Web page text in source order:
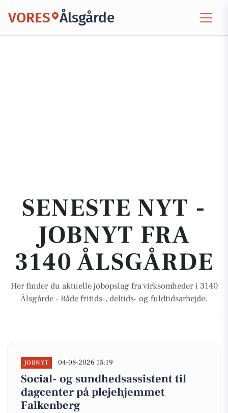
VORES Ålsgårde
SENESTE NYT -
JOBNYT FRA
3140 ÅLSGÅRDE
Her finder du aktuelle jobopslag fra virksomheder i 3140
Ålsgårde - Både fritids-, deltids- og fuldtidsarbejde.
JOBNYT 04-08-2026 15:19
Social- og sundhedsassistent til
dagcenter på plejehjemmet
Falkenberg